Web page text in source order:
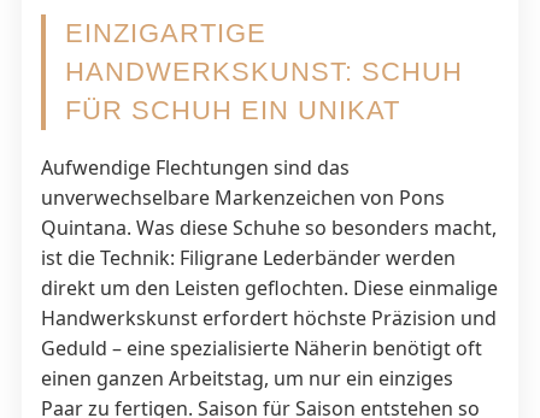
EINZIGARTIGE
HANDWERKSKUNST: SCHUH
FÜR SCHUH EIN UNIKAT
Aufwendige Flechtungen sind das
unverwechselbare Markenzeichen von Pons
Quintana. Was diese Schuhe so besonders macht,
ist die Technik: Filigrane Lederbänder werden
direkt um den Leisten geflochten. Diese einmalige
Handwerkskunst erfordert höchste Präzision und
Geduld – eine spezialisierte Näherin benötigt oft
einen ganzen Arbeitstag, um nur ein einziges
Paar zu fertigen. Saison für Saison entstehen so